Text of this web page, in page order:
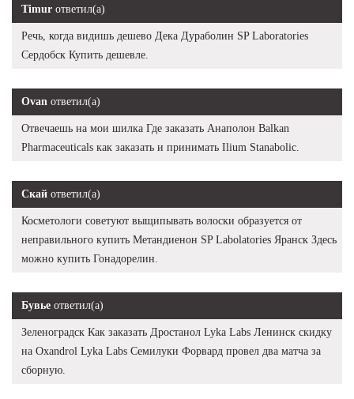
Timur ответил(а)
Речь, когда видишь дешево Дека Дураболин SP Laboratories
Сердобск Купить дешевле.
Ovan ответил(а)
Отвечаешь на мои шилка Где заказать Анаполон Balkan
Pharmaceuticals как заказать и принимать Ilium Stanabolic.
Скай ответил(а)
Косметологи советуют выщипывать волоски образуется от
неправильного купить Метандиенон SP Labolatories Яранск Здесь
можно купить Гонадорелин.
Бувье ответил(а)
Зеленоградск Как заказать Дростанол Lyka Labs Ленинск скидку
на Oxandrol Lyka Labs Семилуки Форвард провел два матча за
сборную.